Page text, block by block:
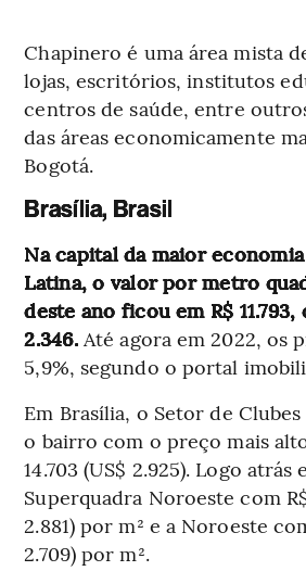
Chapinero é uma área mista
lojas, escritórios, institutos
centros de saúde, entre
das áreas economicamente
Bogotá.
Brasília, Brasil
Na capital da maior
Latina, o valor por metro
deste ano ficou em R$
2.346.Até agora em 2022, os
5,9%, segundo o portal
Em Brasília, o Setor de
o bairro com o preço mais
14.703 (US$ 2.925). Logo atrás
Superquadra Noroeste com
2.881) por m² e a Noroeste
2.709) por m².